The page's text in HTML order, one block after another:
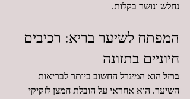
נחלש ונושר בקלות.
המפתח לשיער בריא: רכיבים
חיוניים בתזונה
ברזל הוא המינרל החשוב ביותר לבריאות
השיער. הוא אחראי על הובלת חמצן לזקיקי